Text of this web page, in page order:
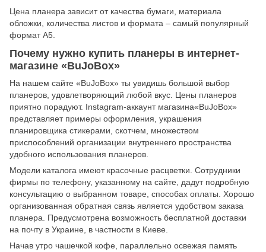
Цена планера зависит от качества бумаги, материала
обложки, количества листов и формата – самый популярный
формат А5.
Почему нужно купить планеры в интернет-
магазине «BuJoBox»
На нашем сайте «BuJoBox» ты увидишь большой выбор
планеров, удовлетворяющий любой вкус. Цены планеров
приятно порадуют. Instagram-аккаунт магазина«BuJoBox»
представляет примеры оформления, украшения
планировщика стикерами, скотчем, множеством
приспособлений организации внутреннего пространства
удобного использования планеров.
Модели каталога имеют красочные расцветки. Сотрудники
фирмы по телефону, указанному на сайте, дадут подробную
консультацию о выбранном товаре, способах оплаты. Хорошо
организованная обратная связь является удобством заказа
планера. Предусмотрена возможность бесплатной доставки
на почту в Украине, в частности в Киеве.
Начав утро чашечкой кофе, параллельно освежая память